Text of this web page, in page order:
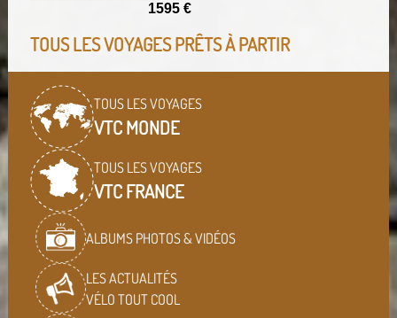
1595 €
TOUS LES VOYAGES PRÊTS À PARTIR
TOUS LES VOYAGES
VTC MONDE
TOUS LES VOYAGES
VTC FRANCE
ALBUMS PHOTOS & VIDÉOS
LES ACTUALITÉS
VÉLO TOUT COOL